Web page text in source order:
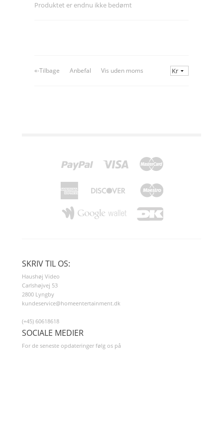
Produktet er endnu ikke bedømt
«-Tilbage Anbefal Vis uden moms
SKRIV TIL OS:
Haushøj Video
Carlshøjvej 53
2800 Lyngby
kundeservice@homeentertainment.dk
(+45) 60618618
SOCIALE MEDIER
For de seneste opdateringer følg os på